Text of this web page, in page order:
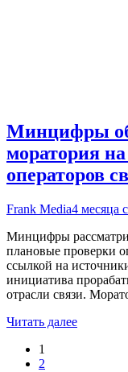
Минцифры
моратория
операторов
Frank Media4 месяца
Минцифры
плановые проверки
ссылкой на
инициатива
отрасли связи.
Читать далее
1
2